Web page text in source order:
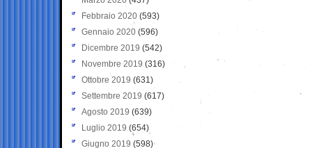
Febbraio 2020 (593)
Gennaio 2020 (596)
Dicembre 2019 (542)
Novembre 2019 (316)
Ottobre 2019 (631)
Settembre 2019 (617)
Agosto 2019 (639)
Luglio 2019 (654)
Giugno 2019 (598)